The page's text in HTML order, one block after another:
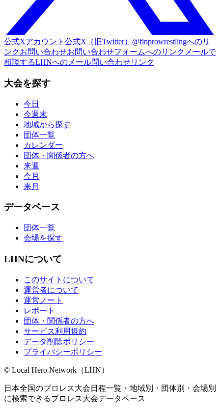
公式Xアカウント 公式X（旧Twitter）@finprowrestlingへのリ
ンクお問い合わせお問い合わせフォームへのリンク メールで
相談するLHNへのメール問い合わせリンク
大会を探す
今日
今週末
地域から探す
団体一覧
カレンダー
団体・関係者の方へ
来週
今月
来月
データベース
団体一覧
会場を探す
LHNについて
このサイトについて
運営者について
運営ノート
レポート
団体・関係者の方へ
サービス利用規約
データ削除ポリシー
プライバシーポリシー
© Local Hero Network（LHN）
日本全国のプロレス大会日程一覧・地域別・団体別・会場別
に検索できるプロレス大会データベース